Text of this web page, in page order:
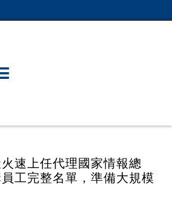
速上任代理國家情報總
工完整名單，準備大規模